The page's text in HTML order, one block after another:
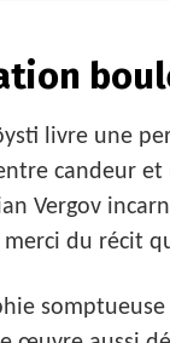
livre une
candeur
Vergov
du récit